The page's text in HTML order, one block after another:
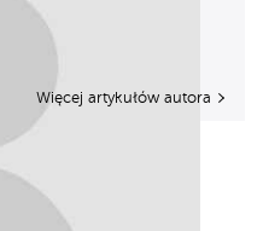
Więcej artykułów autora